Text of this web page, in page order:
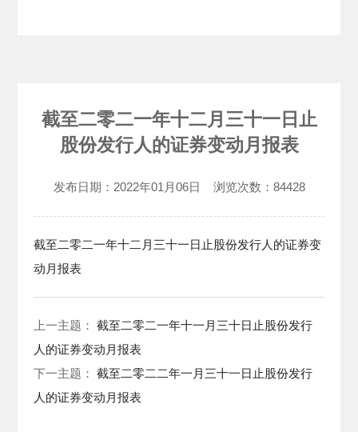
截至二零二一年十二月三十一日止
股份发行人的证券变动月报表
发布日期： 2022年01月06日 浏览次数： 84428
截至二零二一年十二月三十一日止股份发行人的证券变
动月报表
上一主题：截至二零二一年十一月三十日止股份发行
人的证券变动月报表
下一主题：截至二零二二年一月三十一日止股份发行
人的证券变动月报表